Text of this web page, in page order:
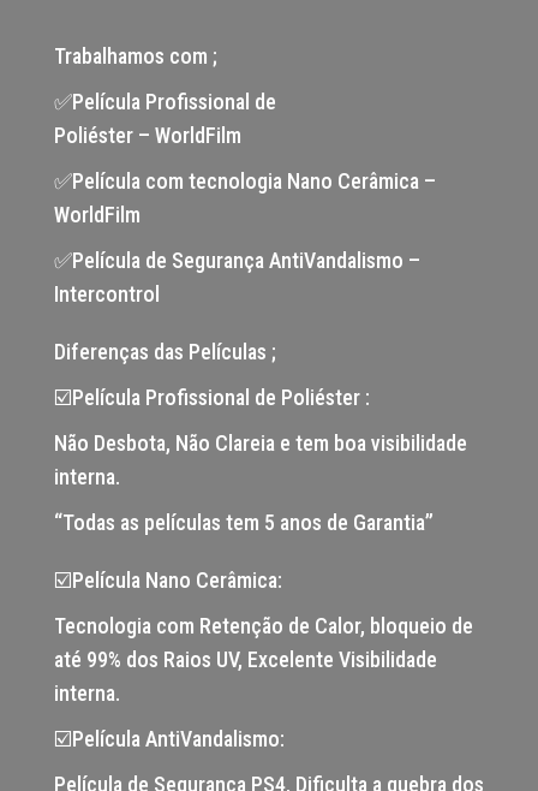
Trabalhamos com ;
✅Película Profissional de
Poliéster – WorldFilm
✅Película com tecnologia Nano Cerâmica –
WorldFilm
✅Película de Segurança AntiVandalismo –
Intercontrol
Diferenças das Películas ;
☑️Película Profissional de Poliéster :
Não Desbota, Não Clareia e tem boa visibilidade
interna.
“Todas as películas tem 5 anos de Garantia”
☑️Película Nano Cerâmica:
Tecnologia com Retenção de Calor, bloqueio de
até 99% dos Raios UV, Excelente Visibilidade
interna.
☑️Película AntiVandalismo:
Película de Segurança PS4, Dificulta a quebra dos